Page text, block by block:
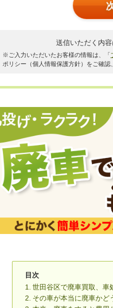
送信いただく内
※ご入力いただいたお客様の情報は、「
ポリシー（個人情報保護方針）をご確
目次
世田谷区で廃車買取、
その車が本当に廃車かど